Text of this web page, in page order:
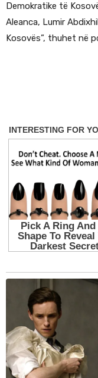
Demokratike të
Aleanca, Lumir
Kosovës”, thuhet në